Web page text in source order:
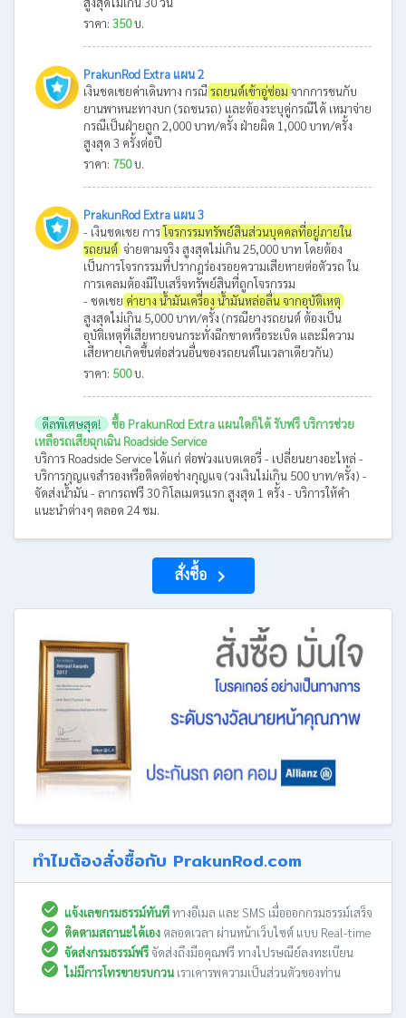
ราคา: 350บ.
PrakunRod Extra แผน 2
เงินชดเชยค่าเดินทาง กรณี รถยนต์เข้าอู่ซ่อม จากการชนกับ
ยานพาหนะทางบก (รถชนรถ) และต้องระบุคู่กรณีได้ เหมาจ่าย
กรณีเป็นฝ่ายถูก 2,000 บาท/ครั้ง ฝ่ายผิด 1,000 บาท/ครั้ง
สูงสุด 3 ครั้งต่อปี
ราคา: 750บ.
PrakunRod Extra แผน 3
- เงินชดเชย การโจรกรรมทรัพย์สินส่วนบุคคลที่อยู่ภายใน
รถยนต์ จ่ายตามจริง สูงสุดไม่เกิน 25,000 บาท โดยต้อง
เป็นการโจรกรรมที่ปรากฎร่องรอยความเสียหายต่อตัวรถ ใน
การเคลมต้องมีใบเสร็จทรัพย์สินที่ถูกโจรกรรม
- ชดเชย ค่ายาง น้ำมันเครื่อง น้ำมันหล่อลื่น จากอุบัติเหตุ
สูงสุดไม่เกิน 5,000 บาท/ครั้ง (กรณียางรถยนต์ ต้องเป็น
อุบัติเหตุที่เสียหายจนกระทั่งฉีกขาดหรือระเบิด และมีความ
เสียหายเกิดขึ้นต่อส่วนอื่นของรถยนต์ในเวลาเดียวกัน)
ราคา: 500บ.
ดีลพิเศษสุด!
ซื้อ PrakunRod Extra แผนใดก็ได้ รับฟรี บริการช่วย
เหลือรถเสียฉุกเฉิน Roadside Service
บริการ Roadside Service ได้แก่ ต่อพ่วงแบตเตอรี่ - เปลี่ยนยางอะไหล่ -
บริการกุญแจสำรองหรือติดต่อช่างกุญแจ (วงเงินไม่เกิน 500 บาท/ครั้ง) -
จัดส่งน้ำมัน - ลากรถฟรี 30 กิโลเมตรแรก สูงสุด 1 ครั้ง - บริการให้คำ
แนะนำต่างๆ ตลอด 24 ชม.
สั่งซื้อ navigate_next
ทำไมต้องสั่งซื้อกับ PrakunRod.com
แจ้งเลขกรมธรรม์ทันทีทางอีเมล และ SMS เมื่อออกกรมธรรม์เสร็จ
ติดตามสถานะได้เอง ตลอดเวลา ผ่านหน้าเว็บไซต์ แบบ Real-time
จัดส่งกรมธรรม์ฟรีจัดส่งถึงมือคุณฟรี ทางไปรษณีย์ลงทะเบียน
ไม่มีการโทรขายรบกวน เราเคารพความเป็นส่วนตัวของท่าน